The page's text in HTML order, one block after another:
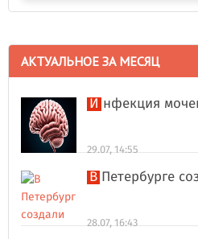
АКТУАЛЬНОЕ ЗА МЕСЯЦ
Инфекция
29.07, 14:55
В Петербурге
28.07, 16:43